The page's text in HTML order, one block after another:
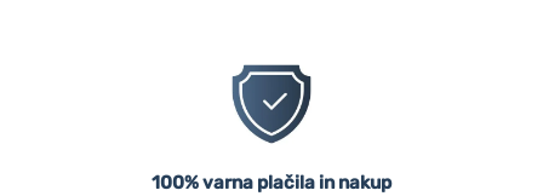
100% varna plačila in nakup